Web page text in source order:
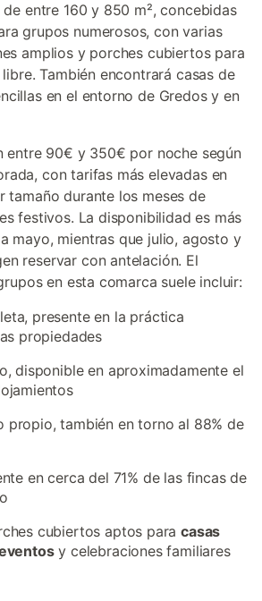
entre 160 y 850 m², concebidas
grupos numerosos, con varias
amplios y porches cubiertos para
También encontrará casas de
en el entorno de Gredos y en
entre 90€ y 350€ por noche según
con tarifas más elevadas en
tamaño durante los meses de
festivos. La disponibilidad es más
mayo, mientras que julio, agosto y
reservar con antelación. El
en esta comarca suele incluir:
presente en la práctica
propiedades
disponible en aproximadamente el
propio, también en torno al 88% de
en cerca del 71% de las fincas de
cubiertos aptos paracasas
y celebraciones familiares